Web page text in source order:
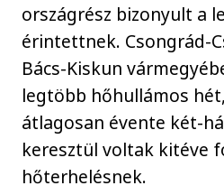
országrész bizonyult a
érintettnek. Csongrád-
Bács-Kiskun
legtöbb hőhullámos
átlagosan évente két-
keresztül voltak kitéve
hőterhelésnek.